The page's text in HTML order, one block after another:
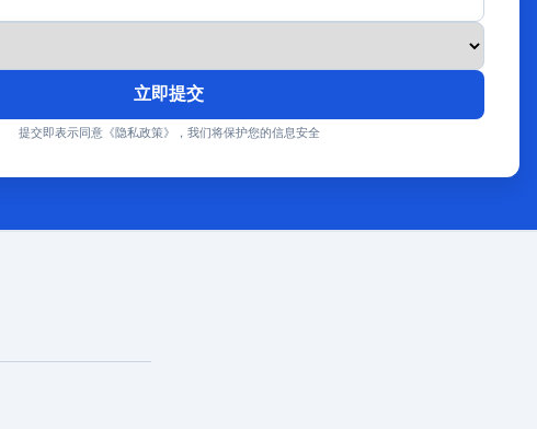
立即提交
提交即表示同意《隐私政策》，我们将保护您的信息安全